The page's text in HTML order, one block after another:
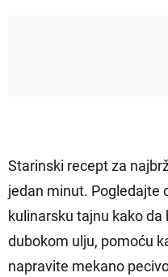
Starinski recept za
jedan minut. Pogledajte
kulinarsku tajnu kako da
dubokom ulju, pomoću
napravite mekano